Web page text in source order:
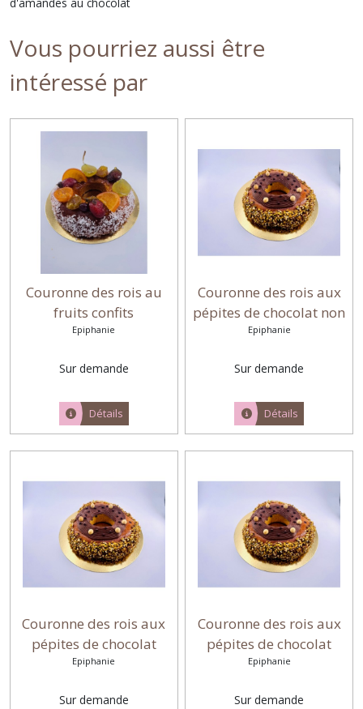
Vous pourriez aussi être
intéressé par
Couronne des rois au
fruits confits
Epiphanie
Sur demande
Détails
Couronne des rois aux
pépites de chocolat non
garnie
Epiphanie
Sur demande
Détails
Couronne des rois aux
pépites de chocolat
garnie praliné
Epiphanie
Sur demande
Couronne des rois aux
pépites de chocolat
garnie de pâte à tartiner
Epiphanie
Sur demande